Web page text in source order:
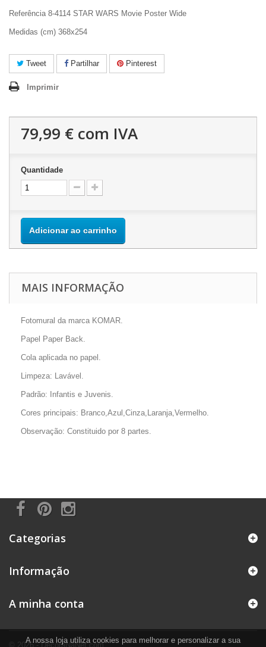
Referência 8-4114 STAR WARS Movie Poster Wide
Medidas (cm) 368x254
Tweet Partilhar Pinterest
Imprimir
79,99 € com IVA
Quantidade
Adicionar ao carrinho
MAIS INFORMAÇÃO
Fotomural da marca KOMAR.
Papel Paper Back.
Cola aplicada no papel.
Limpeza: Lavável.
Padrão: Infantis e Juvenis.
Cores principais: Branco,Azul,Cinza,Laranja,Vermelho.
Observação: Constituido por 8 partes.
Categorias
Informação
© 2026 - DecoraNaNet.com
A minha conta
A nossa loja utiliza cookies para melhorar e personalizar a sua